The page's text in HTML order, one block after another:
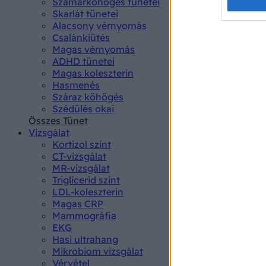
Skarlát tünetei
Alacsony vérnyomás
Csalánkiütés
Magas vérnyomás
ADHD tünetei
Magas koleszterin
Hasmenés
Száraz köhögés
Szédülés okai
Összes Tünet
Vizsgálat
Kortizol szint
CT-vizsgálat
MR-vizsgálat
Triglicerid szint
LDL-koleszterin
Magas CRP
Mammográfia
EKG
Hasi ultrahang
Mikrobiom vizsgálat
Vérvétel